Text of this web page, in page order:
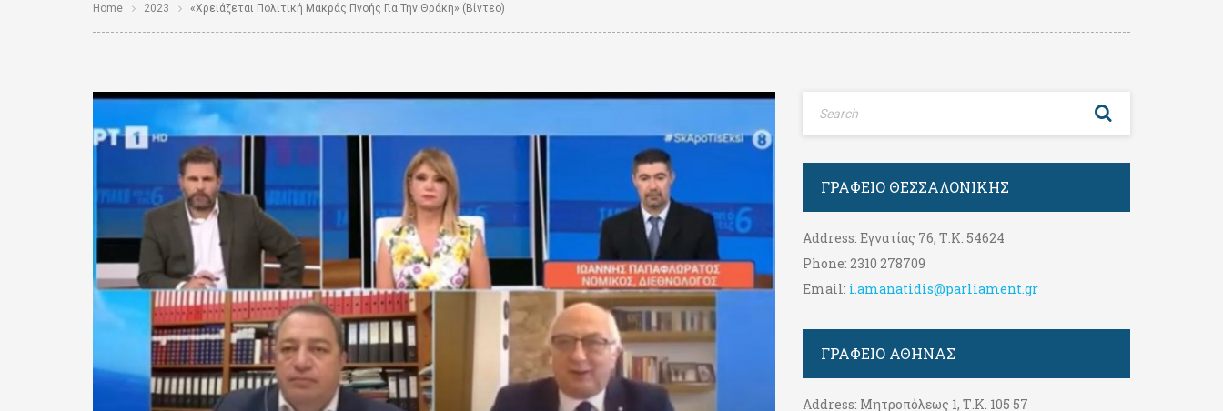
Home 2023 «Χρειάζεται Πολιτική Μακράς Πνοής Για Την Θράκη» (βίντεο)
ΓΡΑΦΕΊΟ ΘΕΣΣΑΛΟΝΊΚΗΣ
Address: Εγνατίας 76, Τ.Κ. 54624
Phone: 2310 278709
Email: i.amanatidis@parliament.gr
ΓΡΑΦΕΊΟ ΑΘΉΝΑΣ
Address: Μητροπόλεως 1, Τ.Κ. 105 57